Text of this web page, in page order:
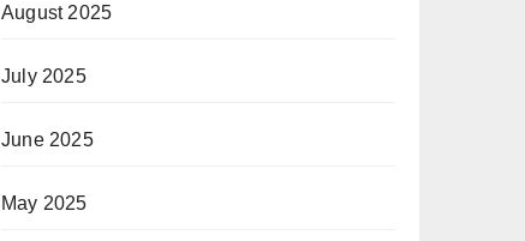
August 2025
July 2025
June 2025
May 2025